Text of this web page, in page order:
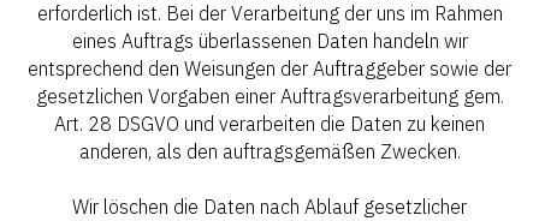
erforderlich ist. Bei der Verarbeitung der uns im Rahmen
eines Auftrags überlassenen Daten handeln wir
entsprechend den Weisungen der Auftraggeber sowie der
gesetzlichen Vorgaben einer Auftragsverarbeitung gem.
Art. 28 DSGVO und verarbeiten die Daten zu keinen
anderen, als den auftragsgemäßen Zwecken.
Wir löschen die Daten nach Ablauf gesetzlicher